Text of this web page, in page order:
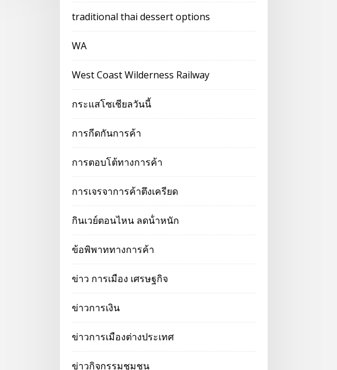
traditional thai dessert options
WA
West Coast Wilderness Railway
กระแสโซเชียลวันนี้
การกีดกันการค้า
การตอบโต้ทางการค้า
การเจรจาการค้าตึงเครียด
กินเวย์ตอนไหน ลดน้ําหนัก
ข้อพิพาททางการค้า
ข่าว การเมือง เศรษฐกิจ
ข่าวการเงิน
ข่าวการเมืองต่างประเทศ
ข่าวกิจกรรมชุมชน